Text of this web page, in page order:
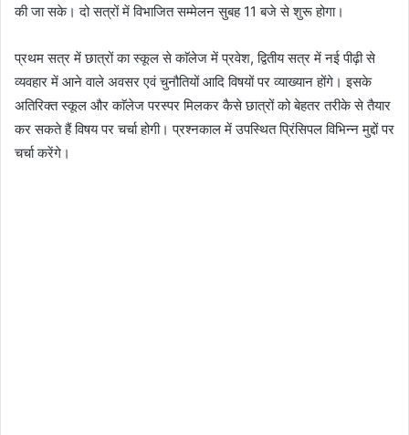
की जा सके। दो सत्रों में विभाजित सम्मेलन सुबह 11 बजे से शुरू होगा।
प्रथम सत्र में छात्रों का स्कूल से काॅलेज में प्रवेश, द्वितीय सत्र में नई पीढ़ी से
व्यवहार में आने वाले अवसर एवं चुनौतियों आदि विषयों पर व्याख्यान होंगे। इसके
अतिरिक्त स्कूल और काॅलेज परस्पर मिलकर कैसे छात्रों को बेहतर तरीके से तैयार
कर सकते हैं विषय पर चर्चा होगी। प्रश्नकाल में उपस्थित प्रिंसिपल विभिन्न मुद्दों पर
चर्चा करेंगे।